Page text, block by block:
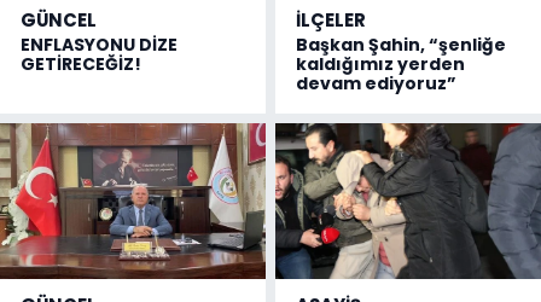
GÜNCEL
ENFLASYONU DİZE
GETİRECEĞİZ!
İLÇELER
Başkan Şahin, “şenliğe
kaldığımız yerden
devam ediyoruz”